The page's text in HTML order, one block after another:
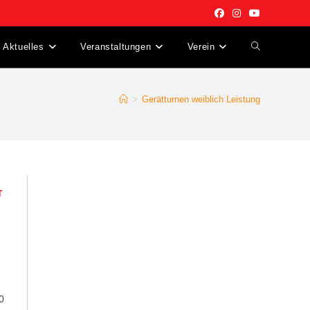
Aktuelles Veranstaltungen Verein Website-
> Gerätturnen weiblich Leistung